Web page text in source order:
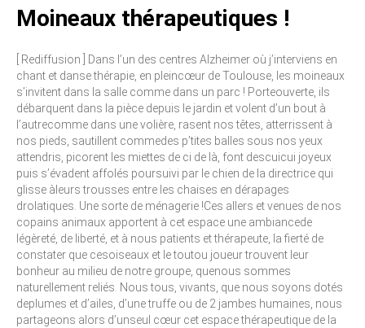
Moineaux thérapeutiques !
[ Rediffusion ] Dans l’un des centres Alzheimer où j’interviens en
chant et danse thérapie, en pleincœur de Toulouse, les moineaux
s’invitent dans la salle comme dans un parc ! Porteouverte, ils
débarquent dans la pièce depuis le jardin et volent d’un bout à
l’autrecomme dans une volière, rasent nos têtes, atterrissent à
nos pieds, sautillent commedes p’tites balles sous nos yeux
attendris, picorent les miettes de ci de là, font descuicui joyeux
puis s’évadent affolés poursuivi par le chien de la directrice qui
glisse àleurs trousses entre les chaises en dérapages
drolatiques. Une sorte de ménagerie !Ces allers et venues de nos
copains animaux apportent à cet espace une ambiancede
légèreté, de liberté, et à nous patients et thérapeute, la fierté de
constater que cesoiseaux et le toutou joueur trouvent leur
bonheur au milieu de notre groupe, quenous sommes
naturellement reliés. Nous tous, vivants, que nous soyons dotés
deplumes et d’ailes, d’une truffe ou de 2 jambes humaines, nous
partageons alors d’unseul cœur cet espace thérapeutique de la